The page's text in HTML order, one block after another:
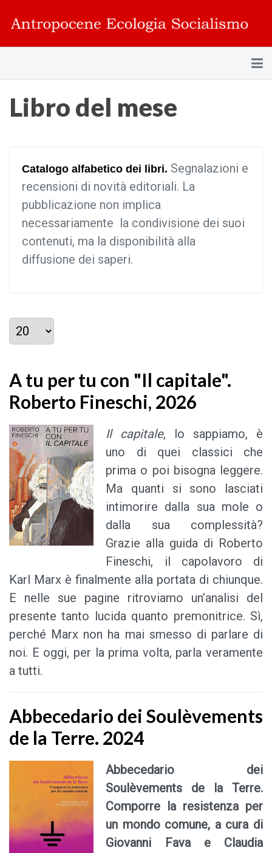
Libro del mese
Catalogo alfabetico dei libri. Segnalazioni e
recensioni di novità editoriali. La
pubblicazione non implica
necessariamente la condivisione dei suoi
contenuti, ma la disponibilità alla
diffusione dei saperi.
Visualizza #
A tu per tu con "Il capitale".
Roberto Fineschi, 2026
Il capitale, lo sappiamo, è
uno di quei classici che
prima o poi bisogna leggere.
Ma quanti si sono lasciati
intimorire dalla sua mole o
dalla sua complessità?
Grazie alla guida di Roberto
Fineschi, il capolavoro di
Karl Marx è finalmente alla portata di chiunque.
E nelle sue pagine ritroviamo un’analisi del
presente tanto lucida quanto premonitrice. Sì,
perché Marx non ha mai smesso di parlare di
noi. E oggi, per la prima volta, parla veramente
a tutti.
Abbecedario dei Soulèvements
de la Terre. 2024
Abbecedario dei
Soulèvements de la Terre.
Comporre la resistenza per
un mondo comune, a cura di
Giovanni Fava e Claudia